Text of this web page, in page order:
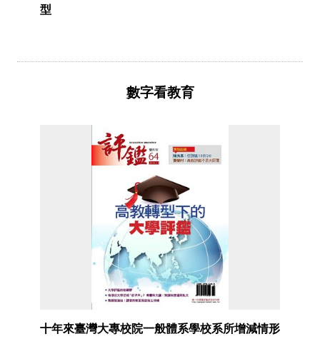
型
數字看教育
十年來臺灣大專校院一般體系學校系所增減情形